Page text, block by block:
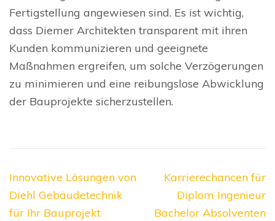
Fertigstellung angewiesen sind. Es ist wichtig,
dass Diemer Architekten transparent mit ihren
Kunden kommunizieren und geeignete
Maßnahmen ergreifen, um solche Verzögerungen
zu minimieren und eine reibungslose Abwicklung
der Bauprojekte sicherzustellen.
Beitragsnavigation
Innovative Lösungen von
Diehl Gebäudetechnik
für Ihr Bauprojekt
Karrierechancen für
Diplom Ingenieur
Bachelor Absolventen